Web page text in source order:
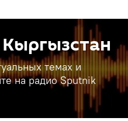
темах и
на радио Sputnik